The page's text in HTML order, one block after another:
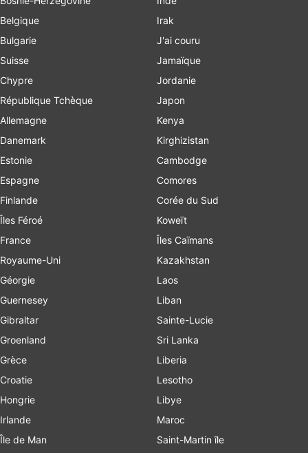
Belgique
Bulgarie
Suisse
Chypre
République Tchèque
Allemagne
Danemark
Estonie
Espagne
Finlande
Îles Féroé
France
Royaume-Uni
Géorgie
Guernesey
Gibraltar
Groenland
Grèce
Croatie
Hongrie
Irlande
Île de Man
Irak
J'ai couru
Jamaïque
Jordanie
Japon
Kenya
Kirghizistan
Cambodge
Comores
Corée du Sud
Koweït
Îles Caïmans
Kazakhstan
Laos
Liban
Sainte-Lucie
Sri Lanka
Liberia
Lesotho
Libye
Maroc
Saint-Martin île